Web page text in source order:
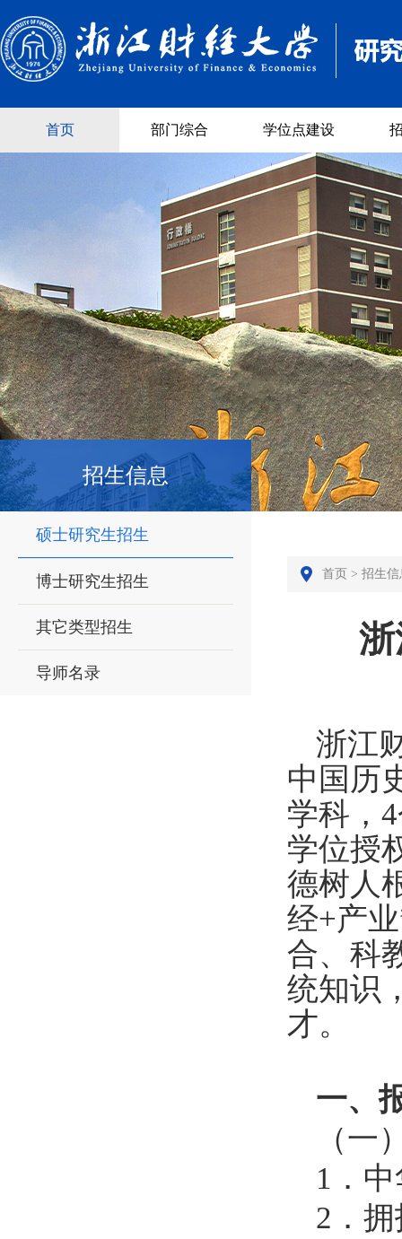
首页 部门综合 学位点建设
招生信息
硕士研究生招生
博士研究生招生
其它类型招生
导师名录
首页 > 招生信
浙江
中国历
学科， 4
学位授
德树人
经+产
合、科
统知识
才。
一、
（一
1 ．
2 ．